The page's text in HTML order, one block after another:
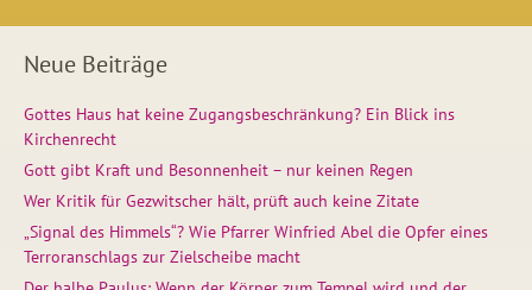
Neue Beiträge
Gottes Haus hat keine Zugangsbeschränkung? Ein Blick ins
Kirchenrecht
Gott gibt Kraft und Besonnenheit – nur keinen Regen
Wer Kritik für Gezwitscher hält, prüft auch keine Zitate
„Signal des Himmels“? Wie Pfarrer Winfried Abel die Opfer eines
Terroranschlags zur Zielscheibe macht